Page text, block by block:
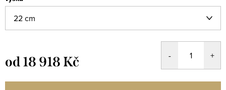
od18 918 Kč
cena: